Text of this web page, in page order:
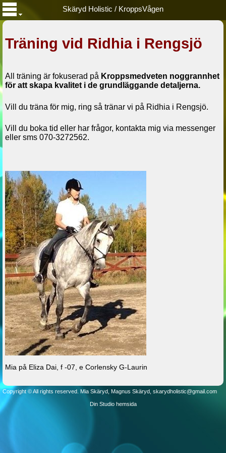
Skäryd Holistic / KroppsVågen
Träning vid Ridhia i Rengsjö
All träning är fokuserad på Kroppsmedveten noggrannhet
för att skapa kvalitet i de grundläggande detaljerna.
Vill du träna för mig, ring så tränar vi på Ridhia i Rengsjö.
Vill du boka tid eller har frågor, kontakta mig via messenger
eller sms 070-3272562.
Mia på Eliza Dai, f -07, e Corlensky G-Laurin
Copyright © All rights reserved. Mia Skäryd, Magnus Skäryd, skarydholistic@gmail.com
Din Studio hemsida